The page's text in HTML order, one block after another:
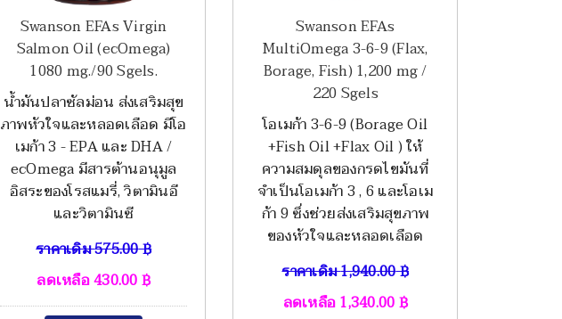
Swanson EFAs Virgin
Salmon Oil (ecOmega)
1080 mg./90 Sgels.
น้ำมันปลาซัลม่อน ส่งเสริมสุข
ภาพหัวใจและหลอดเลือด มีโอ
เมก้า 3 - EPA และ DHA /
ecOmega มีสารต้านอนุมูล
อิสระของโรสแมรี่, วิตามินอี
และวิตามินซี
ราคาเดิม575.00฿
ลดเหลือ430.00฿
Swanson EFAs
MultiOmega 3-6-9 (Flax,
Borage, Fish) 1,200 mg /
220 Sgels
โอเมก้า 3-6-9 (Borage Oil
+Fish Oil +Flax Oil ) ให้
ความสมดุลของกรดไขมันที่
จำเป็นโอเมก้า 3 , 6 และโอเม
ก้า 9 ซึ่งช่วยส่งเสริมสุขภาพ
ของหัวใจและหลอดเลือด
ราคาเดิม1,940.00฿
ลดเหลือ1,340.00฿